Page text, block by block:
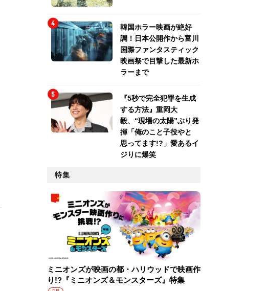
韓国ホラー映画が絶好
調！日本公開作から富川
国際ファンタスティック
映画祭で目撃した最新ホ
ラーまで
『5秒で完全犯罪を生成
する方法』重岡大
毅、“現場の太陽”ぶり発
揮「俺のこと子役やと
思ってます!?」愛あるイ
ジりに爆笑
特集
ミニオンズが映画の都・ハリウッドで映画作
り!?『ミニオンズ＆モンスターズ』特集